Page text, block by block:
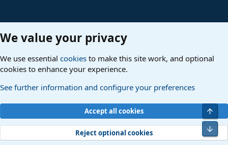
We value your privacy
We use essential cookies to make this site work, and optional
cookies to enhance your experience.
See further information and configure your preferences
Accept all cookies
Reject optional cookies
Alt